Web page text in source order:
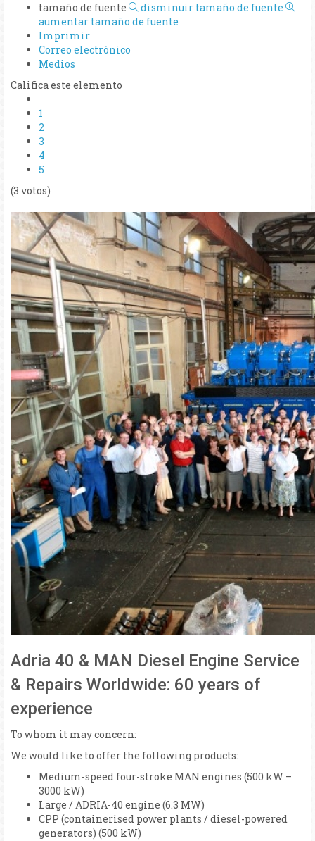
tamaño de fuente
disminuir tamaño de fuente
aumentar tamaño de fuente
Imprimir
Correo electrónico
Medios
Califica este elemento
1
2
3
4
5
(3 votos)
Adria 40 & MAN Diesel Engine Service
& Repairs Worldwide: 60 years of
experience
To whom it may concern:
We would like to offer the following products:
Medium-speed four-stroke MAN engines (500 kW –
3000 kW)
Large / ADRIA-40 engine (6.3 MW)
CPP (containerised power plants / diesel-powered
generators) (500 kW)